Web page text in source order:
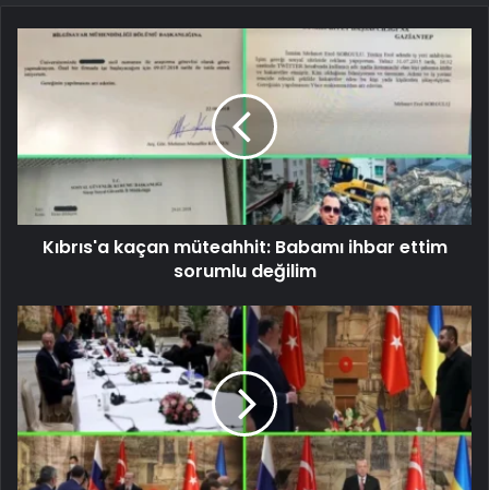
Kıbrıs'a kaçan müteahhit: Babamı ihbar ettim
sorumlu değilim